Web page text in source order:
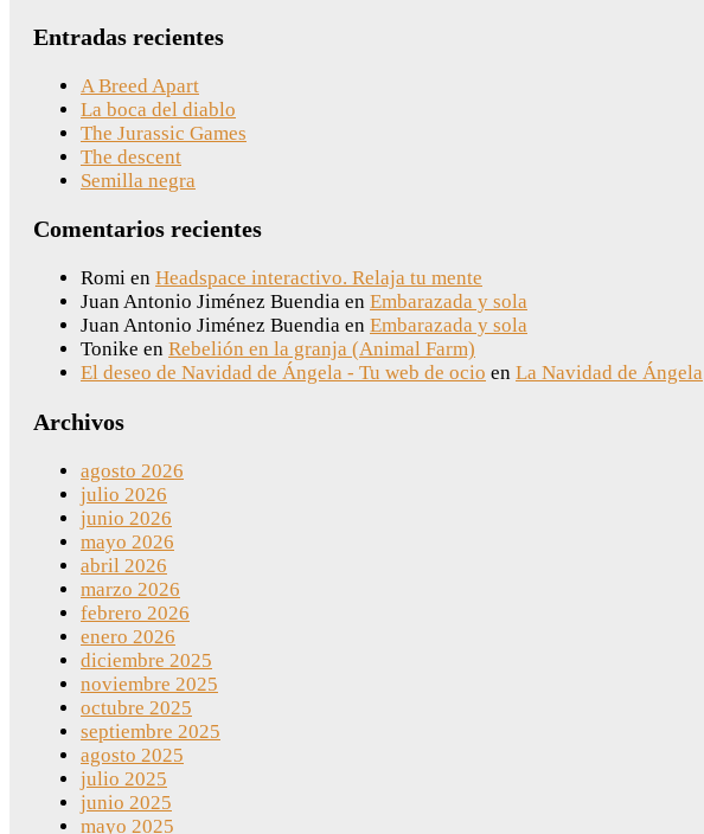
Entradas recientes
A Breed Apart
La boca del diablo
The Jurassic Games
The descent
Semilla negra
Comentarios recientes
Romi en Headspace interactivo. Relaja tu mente
Juan Antonio Jiménez Buendia en Embarazada y sola
Juan Antonio Jiménez Buendia en Embarazada y sola
Tonike en Rebelión en la granja (Animal Farm)
El deseo de Navidad de Ángela - Tu web de ocio en La Navidad de Ángela
Archivos
agosto 2026
julio 2026
junio 2026
mayo 2026
abril 2026
marzo 2026
febrero 2026
enero 2026
diciembre 2025
noviembre 2025
octubre 2025
septiembre 2025
agosto 2025
julio 2025
junio 2025
mayo 2025